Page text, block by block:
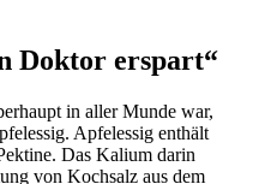
Doktor erspart“
in aller Munde war,
Apfelessig enthält
Das Kalium darin
von Kochsalz aus dem